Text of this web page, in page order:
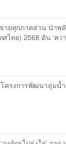
ายทุกภาคส่วน นำพ
ไทย) 2568 ดัน ‘ค
ครงการพัฒนาลุ่มน้